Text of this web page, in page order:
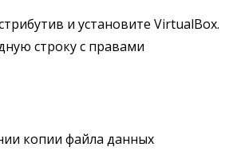
и установите VirtualBox.
строку с правами
копии файла данных